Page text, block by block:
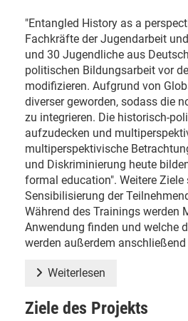
"Entangled History as a
Fachkräfte der Jugendarbeit
und 30 Jugendliche aus
politischen Bildungsarbeit vor
modifizieren. Aufgrund von
diverser geworden, sodass die
zu integrieren. Die historisch-
aufzudecken und
multiperspektivische
und Diskriminierung heute
formal education". Weitere
Sensibilisierung der
Während des Trainings werden
Anwendung finden und welche
werden außerdem
Weiterlesen
Ziele des Projekts